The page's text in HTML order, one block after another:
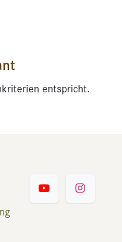
entspricht.